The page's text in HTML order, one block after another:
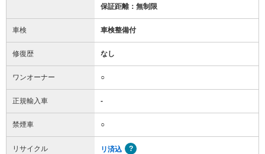
保証距離：無制限
車検 車検整備付
修復歴 なし
ワンオーナー ○
正規輸入車 -
禁煙車 ○
リサイクル リ済込